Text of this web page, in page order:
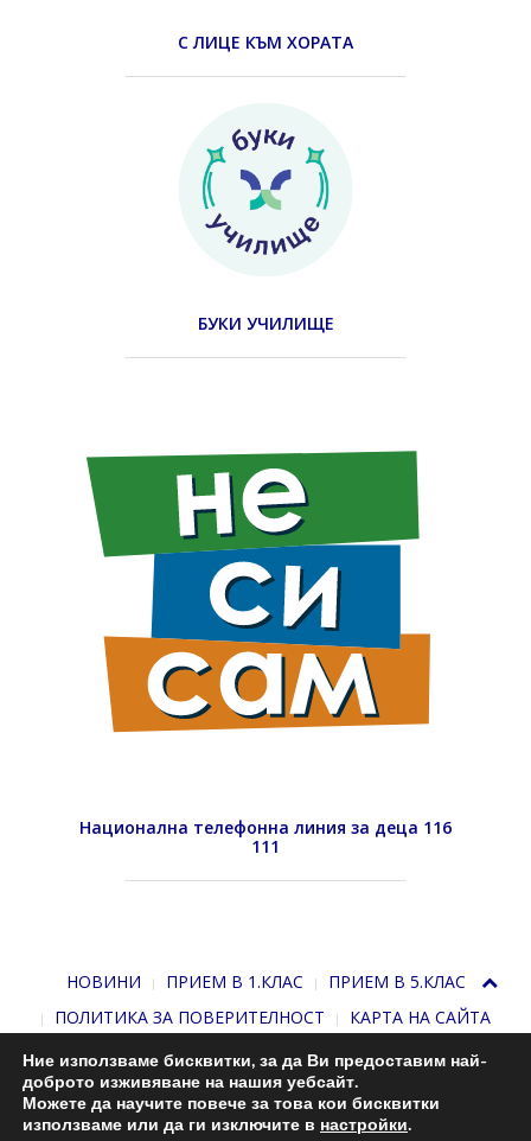
С ЛИЦЕ КЪМ ХОРАТА
БУКИ УЧИЛИЩЕ
Национална телефонна линия за деца 116
111
НОВИНИ ПРИЕМ В 1.КЛАС
ПРИЕМ В 5.КЛАС
ПОЛИТИКА ЗА ПОВЕРИТЕЛНОСТ
КАРТА НА САЙТА
Ние използваме бисквитки, за да Ви предоставим най-
доброто изживяване на нашия уебсайт.
Можете да научите повече за това кои бисквитки
използваме или да ги изключите в настройки.